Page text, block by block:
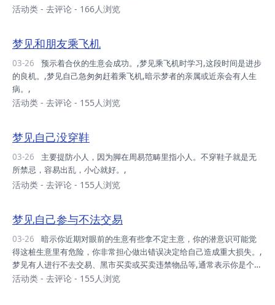
活动类 - 去评论 - 166人浏览
梦见和朋友乘飞机
03-26
的良机。,梦见自己急匆匆赶着乘飞机,暗示梦者的亲属或近亲会有人生
病。,
活动类 - 去评论 - 155人浏览
梦见自己没穿鞋
03-26
所禁忌，容易出乱，小心就好。,
活动类 - 去评论 - 155人浏览
梦见自己参与不法交易
03-26
得这桩生意里有危险，你非常担心做出错误决定给自己造成重大损失。,
梦见有人进行不去交易、黑市买卖或买卖违禁物品等,通常表示你是个性
格谨慎，认真、稳妥的人。,梦见发现别人在从事不去交易,暗示你是个
活动类 - 去评论 - 155人浏览